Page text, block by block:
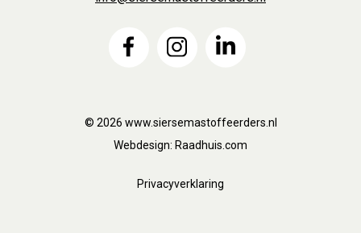
© 2026 www.siersemastoffeerders.nl
Webdesign: Raadhuis.com
Privacyverklaring